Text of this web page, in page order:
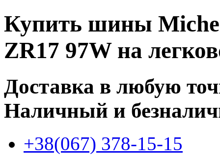
Купить шины
ZR17 97Wна
Доставка в любую
Наличный и
+38(067) 378-15-15